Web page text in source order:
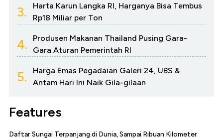
3.
Harta Karun Langka RI, Harganya Bisa Tembus
Rp18 Miliar per Ton
4.
Produsen Makanan Thailand Pusing Gara-
Gara Aturan Pemerintah RI
5.
Harga Emas Pegadaian Galeri 24, UBS &
Antam Hari Ini Naik Gila-gilaan
Features
Daftar Sungai Terpanjang di Dunia, Sampai Ribuan Kilometer